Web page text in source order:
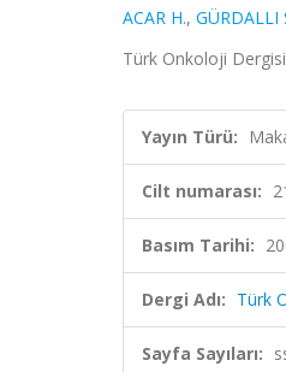
ACAR H., GÜRDALLI
Türk Onkoloji
Yayın Türü:
Cilt numarası:
Basım Tarihi:
Dergi Adı: Türk
Sayfa Sayıları: